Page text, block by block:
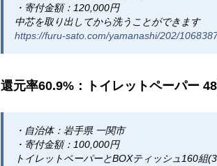
・寄付金額：120,000円
中芯を取り出してから洗うことができます
https://furu-sato.com/yamanashi/202/
還元率60.9%：トイレットペーパー
・自治体：岩手県 一関市
・寄付金額：100,000円
トイレットペーパーとBOXティッシュ160組